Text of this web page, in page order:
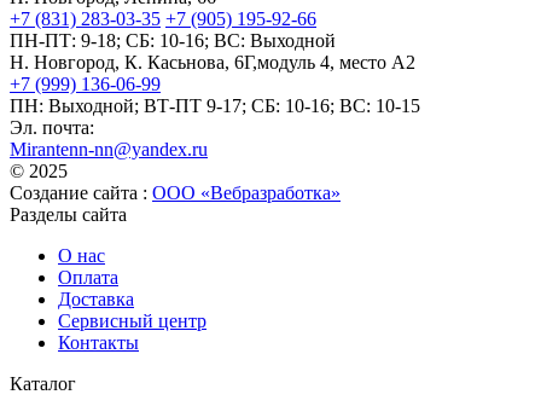
+7 (831) 283-03-35 +7 (905) 195-92-66
ПН-ПТ: 9-18; СБ: 10-16; ВС: Выходной
Н. Новгород, К. Касьнова, 6Г,модуль 4, место А2
+7 (999) 136-06-99
ПН: Выходной; ВТ-ПТ 9-17; СБ: 10-16; ВС: 10-15
Эл. почта:
Mirantenn-nn@yandex.ru
© 2025
Создание сайта : ООО «Вебразработка»
Разделы сайта
О нас
Оплата
Доставка
Сервисный центр
Контакты
Каталог